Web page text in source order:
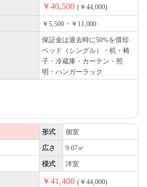
￥40,500 (￥44,000)
￥5,500・￥11,000
保証金は退去時に50%を償却
ベッド（シングル）・机・椅
子・冷蔵庫・カーテン・照
明・ハンガーラック
形式 個室
広さ 9.07㎡
様式 洋室
￥41,400 (￥44,000)